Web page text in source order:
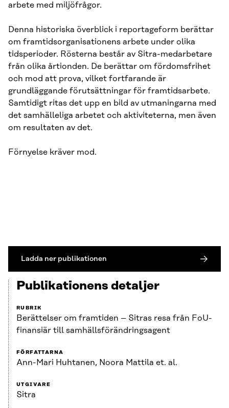
arbete med miljöfrågor.
Denna historiska överblick i reportageform berättar
om framtidsorganisationens arbete under olika
tidsperioder. Rösterna består av Sitra-medarbetare
från olika årtionden. De berättar om fördomsfrihet
och mod att prova, vilket fortfarande är
grundläggande förutsättningar för framtidsarbete.
Samtidigt ritas det upp en bild av utmaningarna med
det samhälleliga arbetet och aktiviteterna, men även
om resultaten av det.
Förnyelse kräver mod.
Ladda ner publikationen
Publikationens detaljer
RUBRIK
Berättelser om framtiden – Sitras resa från FoU-
finansiär till samhällsförändringsagent
FÖRFATTARNA
Ann-Mari Huhtanen, Noora Mattila et. al.
UTGIVARE
Sitra